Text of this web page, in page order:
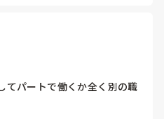
てパートで働くか全く別の職
は気分転換になっています